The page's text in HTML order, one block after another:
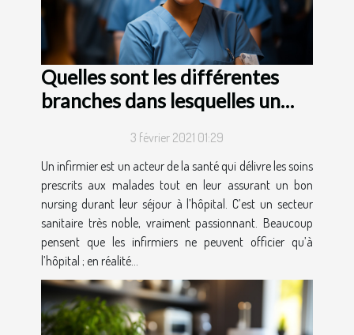
Quelles sont les différentes
branches dans lesquelles un
3 février 2021 01:29
Un infirmier est un acteur de la santé qui délivre les soins
prescrits aux malades tout en leur assurant un bon
nursing durant leur séjour à l’hôpital. C’est un secteur
sanitaire très noble, vraiment passionnant. Beaucoup
pensent que les infirmiers ne peuvent officier qu’à
l’hôpital ; en réalité...